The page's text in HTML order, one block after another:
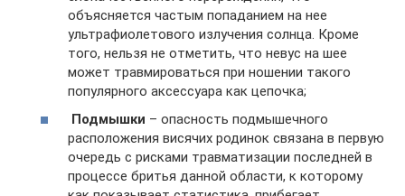
объясняется частым попаданием на нее
ультрафиолетового излучения солнца. Кроме
того, нельзя не отметить, что невус на шее
может травмироваться при ношении такого
популярного аксессуара как цепочка;
Подмышки – опасность подмышечного
расположения висячих родинок связана в первую
очередь с рисками травматизации последней в
процессе бритья данной области, к которому